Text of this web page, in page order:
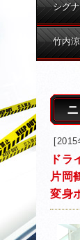
シグ
竹内
[2015
ドラ
片岡
変身